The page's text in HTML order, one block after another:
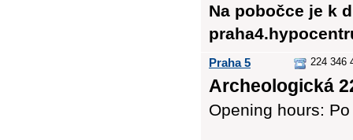
Na pobočce je k
Praha 5 224 346
Archeologická
Opening hours: